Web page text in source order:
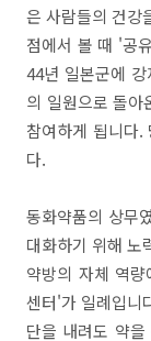
은 사람들의 건강
점에서 볼 때 '공
44년 일본군에
의 일원으로 돌아
참여하게 됩니다.
다.
동화약품의 상무
대화하기 위해 노
약방의 자체 역
센터'가 일례입니
단을 내려도 약